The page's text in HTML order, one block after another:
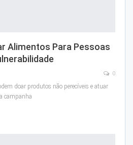
Alimentos Para Pessoas
0
doar produtos não perecíveis e atuar
campanha